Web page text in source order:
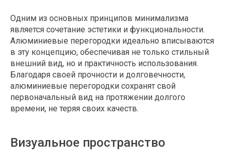
Одним из основных принципов минимализма
является сочетание эстетики и функциональности.
Алюминиевые перегородки идеально вписываются
в эту концепцию, обеспечивая не только стильный
внешний вид, но и практичность использования.
Благодаря своей прочности и долговечности,
алюминиевые перегородки сохранят свой
первоначальный вид на протяжении долгого
времени, не теряя своих качеств.
Визуальное пространство